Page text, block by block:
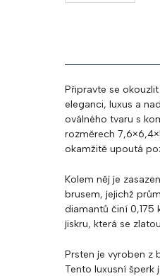
Připravte se
eleganci, luxus a
oválného tvaru s
rozměrech
okamžitě upoutá
Kolem něj je
brusem, jejichž
diamantů činí 0,175
jiskru, která se
Prsten je vyroben z
Tento luxusní šperk